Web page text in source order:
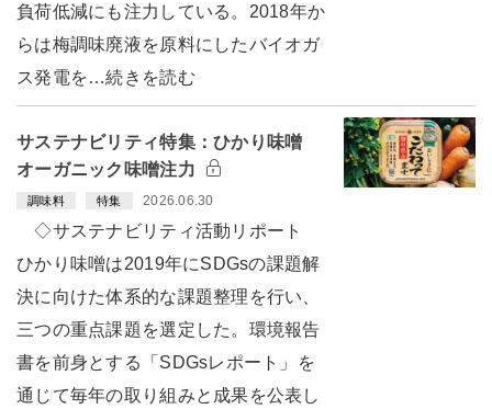
負荷低減にも注力している。2018年か
らは梅調味廃液を原料にしたバイオガ
ス発電を…続きを読む
サステナビリティ特集：ひかり味噌
オーガニック味噌注力
調味料 特集 2026.06.30
◇サステナビリティ活動リポート
ひかり味噌は2019年にSDGsの課題解
決に向けた体系的な課題整理を行い、
三つの重点課題を選定した。環境報告
書を前身とする「SDGsレポート」を
通じて毎年の取り組みと成果を公表し